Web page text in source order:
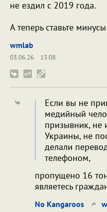
не ездил с 2019 года.
А теперь ставьте
wmlab
03.06.26
13:08
Если вы не
медийный
призывник, не
Украины, не
делали
телефоном,
пропущено 16
являетесь
No Kangaroos